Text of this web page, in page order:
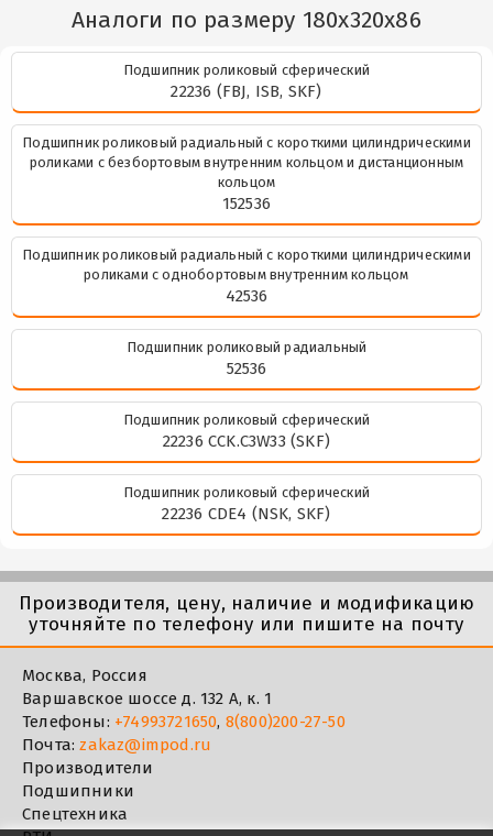
Аналоги по размеру 180x320x86
Подшипник роликовый сферический
22236 (FBJ, ISB, SKF)
Подшипник роликовый радиальный с короткими цилиндрическими
роликами с безбортовым внутренним кольцом и дистанционным
кольцом
152536
Подшипник роликовый радиальный с короткими цилиндрическими
роликами с однобортовым внутренним кольцом
42536
Подшипник роликовый радиальный
52536
Подшипник роликовый сферический
22236 CCK.C3W33 (SKF)
Подшипник роликовый сферический
22236 CDE4 (NSK, SKF)
Производителя, цену, наличие и модификацию
уточняйте по телефону или пишите на почту
Москва, Россия
Варшавское шоссе д. 132 А, к. 1
Телефоны: +74993721650, 8(800)200-27-50
Почта:zakaz@impod.ru
Производители
Подшипники
Спецтехника